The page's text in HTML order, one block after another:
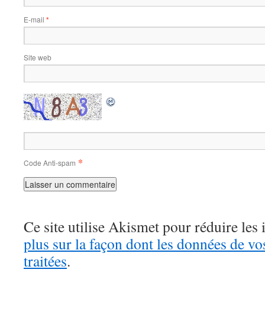
E-mail *
Site web
Code Anti-spam *
Ce site utilise Akismet pour réduire les
plus sur la façon dont les données de
traitées.